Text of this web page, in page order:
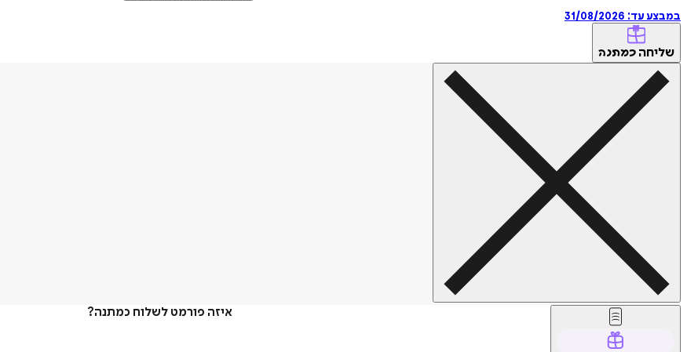
במבצע עד: 31/08/2026
שליחה כמתנה
איזה פורמט לשלוח כמתנה?